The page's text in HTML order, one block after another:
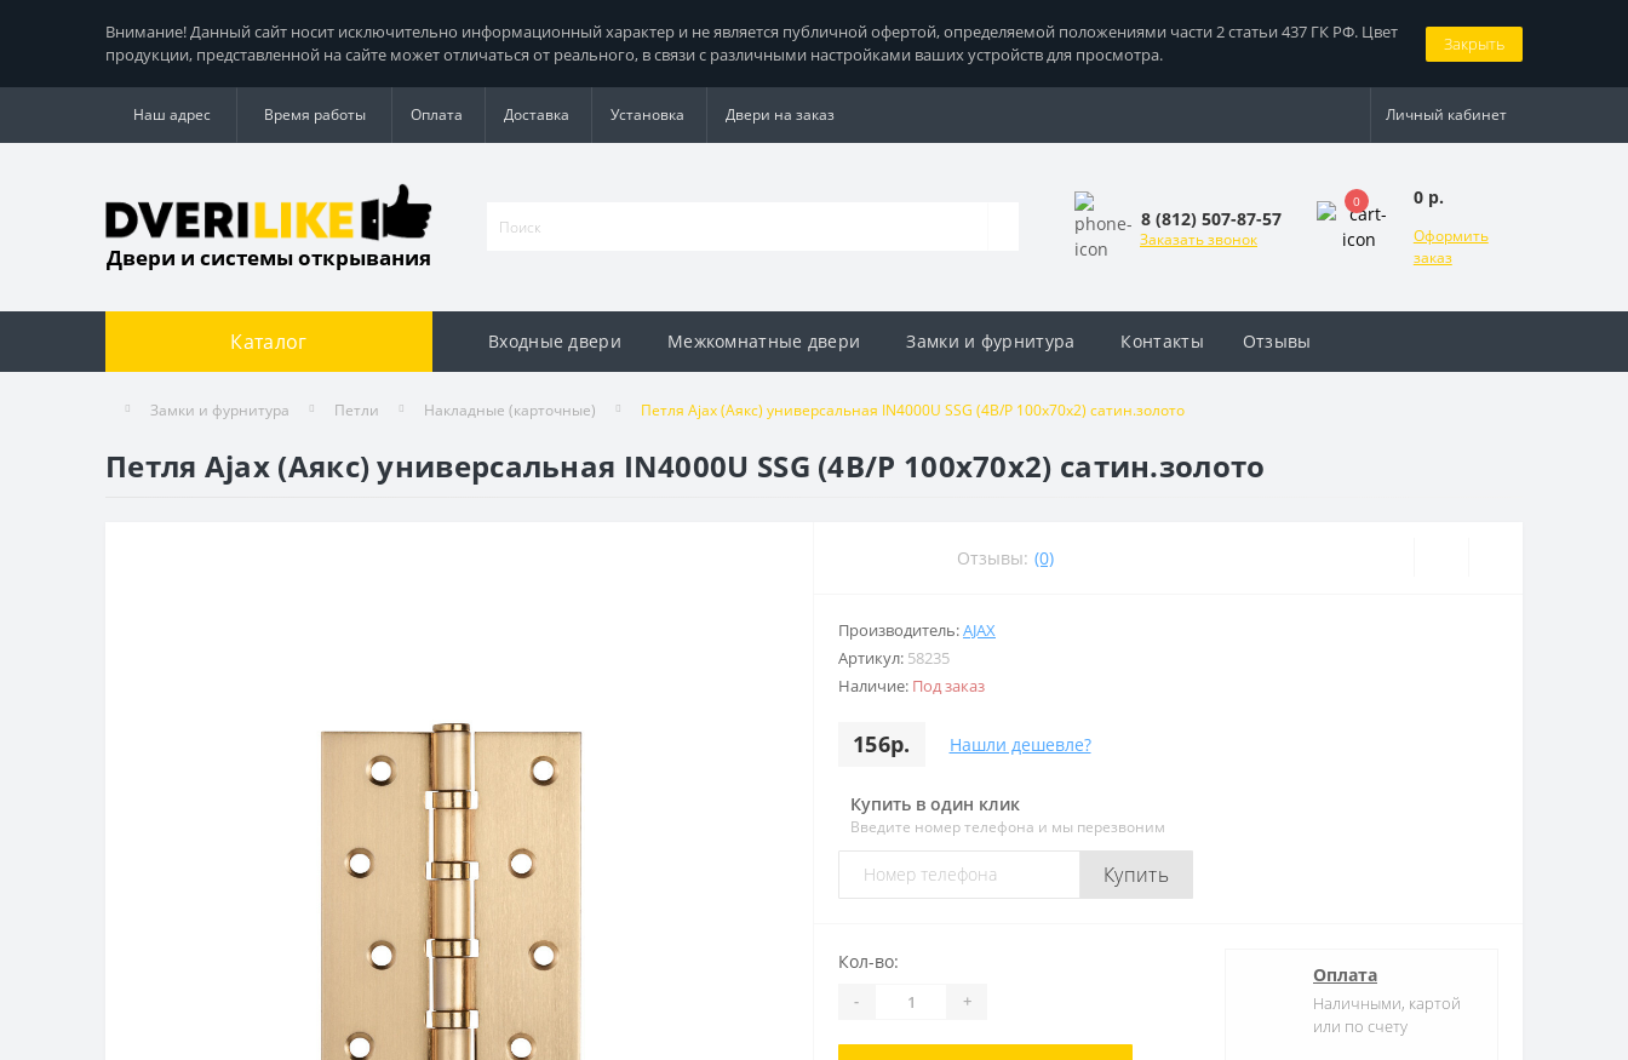
Внимание! Данный сайт носит исключительно информационный характер и не является публичной офертой, определяемой положениями части 2 статьи 437 ГК РФ. Цвет
продукции, представленной на сайте может отличаться от реального, в связи с различными настройками ваших устройств для просмотра.
Закрыть
Наш адрес Время работы Оплата Доставка Установка Двери на заказ Личный кабинет
Двери и системы открывания
8 (812) 507-87-57
Заказать звонок
0 0 р.
Оформить
заказ
Каталог Входные двери Межкомнатные двери Замки и фурнитура Контакты Отзывы
Замки и фурнитура Петли Накладные (карточные) Петля Ajax (Аякс) универсальная IN4000U SSG (4B/P 100x70x2) сатин.золото
Петля Ajax (Аякс) универсальная IN4000U SSG (4B/P 100x70x2) сатин.золото
Отзывы: (0)
Производитель:AJAX
Артикул: 58235
Наличие: Под заказ
156р. Нашли дешевле?
Купить в один клик
Введите номер телефона и мы перезвоним
Купить
Кол-во:
- +
Оплата
Наличными, картой
или по счету